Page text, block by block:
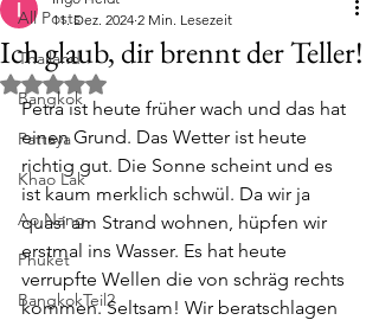
All Posts
Thailand
Bangkok
Pattaya
Khao Lak
Ao Nang
Phuket
BangkokTeil2
Ich glaub, dir brennt der Teller!
11. Dez. 2024 2 Min. Lesezeit
Mit NaN von 5 Sternen bewertet.
Petra ist heute früher wach und das hat
einen Grund. Das Wetter ist heute
richtig gut. Die Sonne scheint und es
ist kaum merklich schwül. Da wir ja
quasi am Strand wohnen, hüpfen wir
erstmal ins Wasser. Es hat heute
verrupfte Wellen die von schräg rechts
kommen. Seltsam! Wir beratschlagen